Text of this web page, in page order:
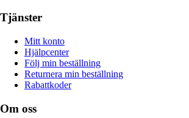
Tjänster
Mitt konto
Hjälpcenter
Följ min beställning
Returnera min beställning
Rabattkoder
Om oss